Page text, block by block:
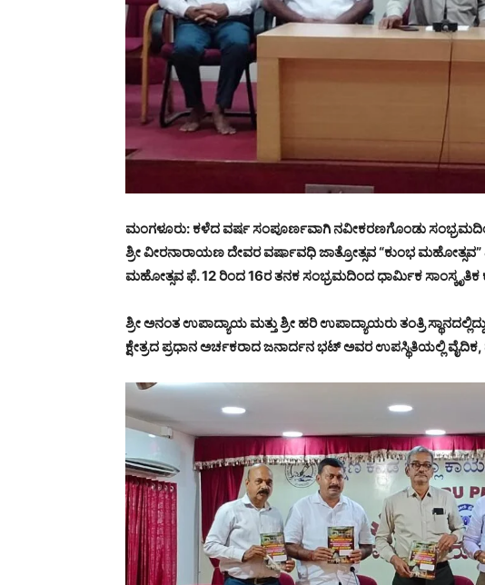
ಮಂಗಳೂರು: ಕಳೆದ ವರ್ಷ ಸಂಪೂರ್ಣವಾಗಿ ನವೀಕರಣಗೊಂಡು
ಶ್ರೀ ವೀರನಾರಾಯಣ ದೇವರ ವರ್ಷಾವಧಿ ಜಾತ್ರೋತ್ಸವ “ಕುಂಭ
ಮಹೋತ್ಸವ ಫೆ. 12 ರಿಂದ 16ರ ತನಕ ಸಂಭ್ರಮದಿಂದ ಧಾರ್ಮಿಕ
ಶ್ರೀ ಅನಂತ ಉಪಾದ್ಯಾಯ ಮತ್ತು ಶ್ರೀ ಹರಿ ಉಪಾದ್ಯಾಯರು ತಂತ್ರಿ
ಕ್ಷೇತ್ರದ ಪ್ರಧಾನ ಅರ್ಚಕರಾದ ಜನಾರ್ದನ ಭಟ್ ಅವರ ಉಪಸ್ಥಿತಿಯಲ್ಲಿ